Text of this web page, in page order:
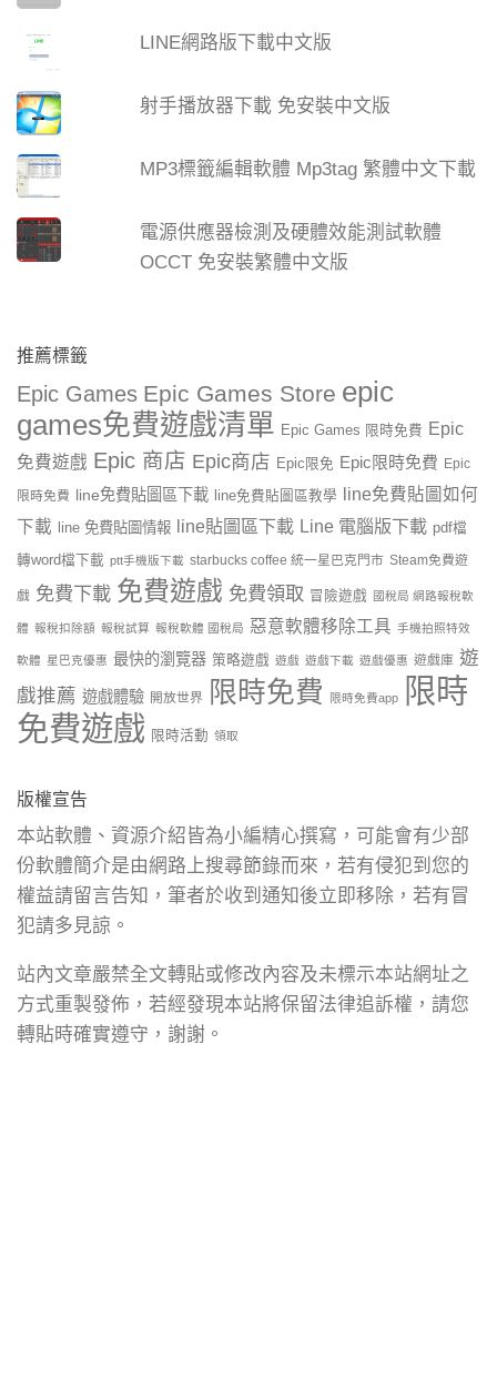
LINE網路版下載中文版
射手播放器下載 免安裝中文版
MP3標籤編輯軟體 Mp3tag 繁體中文下載
電源供應器檢測及硬體效能測試軟體
OCCT 免安裝繁體中文版
推薦標籤
Epic Games Epic Games Store epic
games免費遊戲清單 Epic Games 限時免費 Epic
免費遊戲 Epic 商店 Epic商店 Epic限免 Epic限時免費 Epic
限時免費 line免費貼圖區下載 line免費貼圖區教學
line免費貼圖如何
下載
line 免費貼圖情報 line貼圖區下載 Line 電腦版下載 pdf檔
轉word檔下載 ptt手機版下載 starbucks coffee 統一星巴克門市 Steam免費遊
戲 免費下載 免費遊戲 免費領取 冒險遊戲 國稅局 網路報稅軟
體 報稅扣除額 報稅試算 報稅軟體 國稅局 惡意軟體移除工具 手機拍照特效
軟體 星巴克優惠 最快的瀏覽器 策略遊戲 遊戲 遊戲下載 遊戲優惠 遊戲庫 遊
戲推薦 遊戲體驗 開放世界 限時免費 限時免費app
限時
免費遊戲 限時活動 領取
版權宣告
本站軟體、資源介紹皆為小編精心撰寫，可能會有少部
份軟體簡介是由網路上搜尋節錄而來，若有侵犯到您的
權益請留言告知，筆者於收到通知後立即移除，若有冒
犯請多見諒。
站內文章嚴禁全文轉貼或修改內容及未標示本站網址之
方式重製發佈，若經發現本站將保留法律追訴權，請您
轉貼時確實遵守，謝謝。